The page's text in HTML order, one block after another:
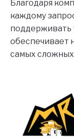
Благодаря
каждому
поддерживать
обеспечивает
самых сложных